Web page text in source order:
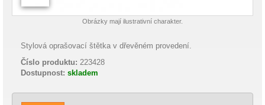
Obrázky mají ilustrativní charakter.
Stylová oprašovací štětka v dřevěném provedení.
Číslo produktu: 223428
Dostupnost: skladem